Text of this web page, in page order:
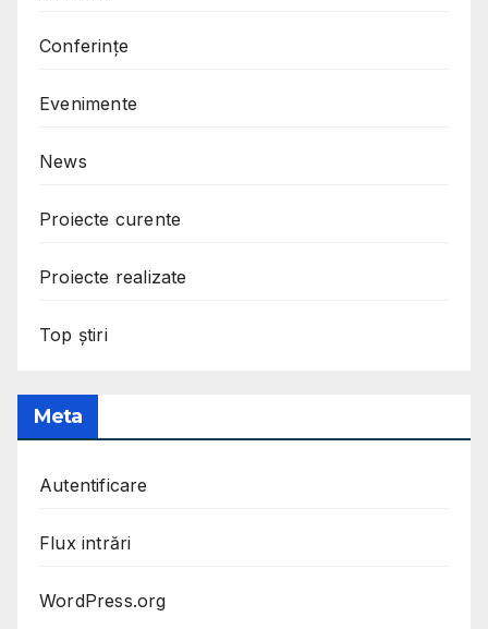
Conferințe
Evenimente
News
Proiecte curente
Proiecte realizate
Top știri
Meta
Autentificare
Flux intrări
WordPress.org